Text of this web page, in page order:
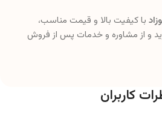
با کیفیت بالا و قیمت مناسب،
و از مشاوره و خدمات پس از فروش
کاربران